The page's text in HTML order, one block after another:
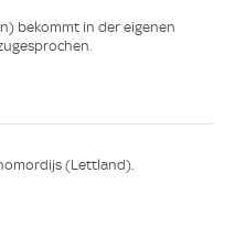
bekommt in der eigenen
(Lettland).